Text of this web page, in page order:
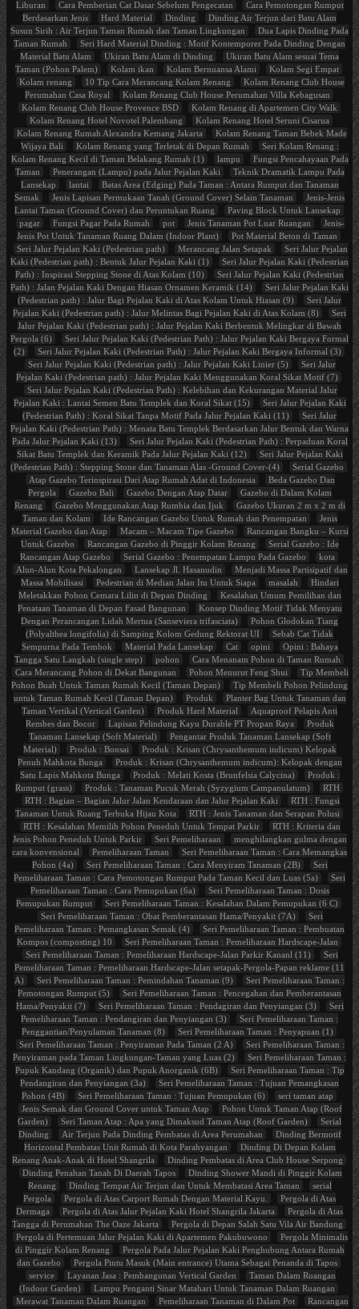
Liburan Cara Pemberian Cat Dasar Sebelum Pengecatan
Cara Pemotongan Rumput
Berdasarkan Jenis
Hard Material Dinding
Dinding Air Terjun dari Batu Alam
Susun Sirih : Air Terjun Taman Rumah dan Taman Lingkungan
Dua Lapis Dinding Pada
Taman Rumah
Seri Hard Material Dinding : Motif Kontemporer Pada Dinding Dengan
Material Batu Alam
Ukiran Batu Alam di Dinding
Ukiran Batu Alam sesuai Tema
Taman (Pohon Palem)
Kolam ikan Kolam Bernuansa Alami
Kolam Segi Empat
Kolam renang
10 Tip Cara Merancang Kolam Renang
Kolam Renang Club House
Perumahan Casa Royal
Kolam Renang Club House Perumahan Villa Kebagusan
Kolam Renang Club House Provence BSD
Kolam Renang di Apartemen City Walk
Kolam Renang Hotel Novotel Palembang
Kolam Renang Hotel Seruni Cisarua
Kolam Renang Rumah Alexandra Kemang Jakarta
Kolam Renang Taman Bebek Made
Wijaya Bali
Kolam Renang yang Terletak di Depan Rumah
Seri Kolam Renang :
Kolam Renang Kecil di Taman Belakang Rumah (1)
lampu
Fungsi Pencahayaan Pada
Taman
Penerangan (Lampu) pada Jalur Pejalan Kaki
Teknik Dramatik Lampu Pada
Lansekap
lantai
Batas Area (Edging) Pada Taman : Antara Rumput dan Tanaman
Semak
Jenis Lapisan Permukaan Tanah (Ground Cover) Selain Tanaman
Jenis-Jenis
Lantai Taman (Ground Cover) dan Peruntukan Ruang
Paving Block Untuk Lansekap
pagar
Fungsi Pagar Pada Rumah pot Jenis Tanaman Pot Luar Ruangan
Jenis-
Jenis Pot Untuk Tanaman Ruang Dalam (Indoor Plant)
Pot Material Beton di Taman
Seri Jalur Pejalan Kaki (Pedestrian path)
Merancang Jalan Setapak
Seri Jalur Pejalan
Kaki (Pedestrian path) : Bentuk Jalur Pejalan Kaki (1)
Seri Jalur Pejalan Kaki (Pedestrian
Path) : Inspirasi Stepping Stone di Atas Kolam (10)
Seri Jalur Pejalan Kaki (Pedestrian
Path) : Jalan Pejalan Kaki Dengan Hiasan Ornamen Keramik (14)
Seri Jalur Pejalan Kaki
(Pedestrian path) : Jalur Bagi Pejalan Kaki di Atas Kolam Untuk Hiasan (9)
Seri Jalur
Pejalan Kaki (Pedestrian path) : Jalur Melintas Bagi Pejalan Kaki di Atas Kolam (8)
Seri
Jalur Pejalan Kaki (Pedestrian path) : Jalur Pejalan Kaki Berbentuk Melingkar di Bawah
Pergola (6)
Seri Jalur Pejalan Kaki (Pedestrian Path) : Jalur Pejalan Kaki Bergaya Formal
(2)
Seri Jalur Pejalan Kaki (Pedestrian Path) : Jalur Pejalan Kaki Bergaya Informal (3)
Seri Jalur Pejalan Kaki (Pedestrian path) : Jalur Pejalan Kaki Linier (5)
Seri Jalur
Pejalan Kaki (Pedestrian path) : Jalur Pejalan Kaki Menggunakan Koral Sikat Motif (7)
Seri Jalur Pejalan Kaki (Pedestrian Path) : Kelebihan dan Kekurangan Material Jalur
Pejalan Kaki : Lantai Semen Batu Templek dan Koral Sikat (15)
Seri Jalur Pejalan Kaki
(Pedestrian Path) : Koral Sikat Tanpa Motif Pada Jalur Pejalan Kaki (11)
Seri Jalur
Pejalan Kaki (Pedestrian Path) : Menata Batu Templek Berdasarkan Jalur Bentuk dan Warna
Pada Jalur Pejalan Kaki (13)
Seri Jalur Pejalan Kaki (Pedestrian Path) : Perpaduan Koral
Sikat Batu Templek dan Keramik Pada Jalur Pejalan Kaki (12)
Seri Jalur Pejalan Kaki
(Pedestrian Path) : Stepping Stone dan Tanaman Alas -Ground Cover-(4)
Serial Gazebo
Atap Gazebo Terinspirasi Dari Atap Rumah Adat di Indonesia
Beda Gazebo Dan
Pergola
Gazebo Bali Gazebo Dengan Atap Datar
Gazebo di Dalam Kolam
Renang
Gazebo Menggunakan Atap Rumbia dan Ijuk
Gazebo Ukuran 2 m x 2 m di
Taman dan Kolam
Ide Rancangan Gazebo Untuk Rumah dan Penempatan
Jenis
Material Gazebo dan Atap
Macam – Macam Tipe Gazebo
Rancangan Bangku – Kursi
Untuk Gazebo
Rancangan Gazebo di Pinggir Kolam Renang
Serial Gazebo : Ide
Rancangan Atap Gazebo
Serial Gazebo : Penempatan Lampu Pada Gazebo
kota
Alun-Alun Kota Pekalongan
Lansekap Jl. Hasanudin
Menjadi Massa Partisipatif dan
Massa Mobilisasi
Pedestrian di Median Jalan Itu Untuk Siapa masalah
Hindari
Meletakkan Pohon Cemara Lilin di Depan Dinding
Kesalahan Umum Pemilihan dan
Penataan Tanaman di Depan Fasad Bangunan
Konsep Dinding Motif Tidak Menyatu
Dengan Perancangan Lidah Mertua (Sanseviera trifasciata)
Pohon Glodokan Tiang
(Polyalthea longifolia) di Samping Kolom Gedung Rektorat UI
Sebab Cat Tidak
Sempurna Pada Tembok
Material Pada Lansekap Cat opini
Opini : Bahaya
Tangga Satu Langkah (single step)
pohon
Cara Menanam Pohon di Taman Rumah
Cara Merancang Pohon di Dekat Bangunan
Pohon Menurut Feng Shui
Tip Membeli
Pohon Buah Untuk Taman Rumah Kecil (Taman Depan)
Tip Membeli Pohon Pelindung
untuk Taman Rumah Kecil (Taman Depan)
Produk
Planter Bag Untuk Tanaman dan
Taman Vertikal (Vertical Garden)
Produk Hard Material
Aquaproof Pelapis Anti
Rembes dan Bocor
Lapisan Pelindung Kayu Durable PT Propan Raya
Produk
Tanaman Lansekap (Soft Material)
Pengantar Produk Tanaman Lansekap (Soft
Material)
Produk : Bonsai
Produk : Krisan (Chrysanthemum indicum) Kelopak
Penuh Mahkota Bunga
Produk : Krisan (Chrysanthemum indicum): Kelopak dengan
Satu Lapis Mahkota Bunga
Produk : Melati Kosta (Brunfelsia Calycina)
Produk :
Rumput (grass)
Produk : Tanaman Pucuk Merah (Syzygium Campanulatum)
RTH
RTH : Bagian – Bagian Jalur Jalan Kendaraan dan Jalur Pejalan Kaki
RTH : Fungsi
Tanaman Untuk Ruang Terbuka Hijau Kota
RTH : Jenis Tanaman dan Serapan Polusi
RTH : Kesalahan Memilih Pohon Peneduh Untuk Tempat Parkir
RTH : Kriteria dan
Jenis Pohon Peneduh Untuk Parkir
Seri Pemeliharaan
menghilangkan gulma dengan
cara konvensional
Pemeliharaan Taman
Seri Pemeliharaan Taman : Cara Memangkas
Pohon (4a)
Seri Pemeliharaan Taman : Cara Menyiram Tanaman (2B)
Seri
Pemeliharaan Taman : Cara Pemotongan Rumput Pada Taman Kecil dan Luas (5a)
Seri
Pemeliharaan Taman : Cara Pemupukan (6a)
Seri Pemeliharaan Taman : Dosis
Pemupukan Rumput
Seri Pemeliharaan Taman : Kesalahan Dalam Pemupukan (6 C)
Seri Pemeliharaan Taman : Obat Pemberantasan Hama/Penyakit (7A)
Seri
Pemeliharaan Taman : Pemangkasan Semak (4)
Seri Pemeliharaan Taman : Pembuatan
Kompos (composting) 10
Seri Pemeliharaan Taman : Pemeliharaan Hardscape-Jalan
Seri Pemeliharaan Taman : Pemeliharaan Hardscape-Jalan Parkir Kananl (11)
Seri
Pemeliharaan Taman : Pemeliharaan Hardscape-Jalan setapak-Pergola-Papan reklame (11
A)
Seri Pemeliharaan Taman : Pemindahan Tanaman (9)
Seri Pemeliharaan Taman :
Pemotongan Rumput (5)
Seri Pemeliharaan Taman : Pencegahan dan Pemberantasan
Hama/Penyakit (7)
Seri Pemeliharaan Taman : Pendagiran dan Penyiangan (3)
Seri
Pemeliharaan Taman : Pendangiran dan Penyiangan (3)
Seri Pemeliharaan Taman :
Penggantian/Penyulaman Tanaman (8)
Seri Pemeliharaan Taman : Penyapuan (1)
Seri Pemeliharaan Taman : Penyiraman Pada Taman (2 A)
Seri Pemeliharaan Taman :
Penyiraman pada Taman Lingkungan-Taman yang Luas (2)
Seri Pemeliharaan Taman :
Pupuk Kandang (Organik) dan Pupuk Anorganik (6B)
Seri Pemeliharaan Taman : Tip
Pendangiran dan Penyiangan (3a)
Seri Pemeliharaan Taman : Tujuan Pemangkasan
Pohon (4B)
Seri Pemeliharaan Taman : Tujuan Pemupukan (6)
seri taman atap
Jenis Semak dan Ground Cover untuk Taman Atap
Pohon Untuk Taman Atap (Roof
Garden)
Seri Taman Atap : Apa yang Dimaksud Taman Atap (Roof Garden)
Serial
Dinding
Air Terjun Pada Dinding Pembatas di Area Perumahan
Dinding Bermotif
Horizontal Pembatas Unit Rumah di Kota Parahyangan
Dinding Di Depan Kolam
Renang Anak-Anak di Hotel Shangrila
Dinding Pembatas di Area Club House Serpong
Dinding Penahan Tanah Di Daerah Tapos
Dinding Shower Mandi di Pinggir Kolam
Renang
Dinding Tempat Air Terjun dan Untuk Membatasi Area Taman
serial
Pergola
Pergola di Atas Carport Rumah Dengan Material Kayu.
Pergola di Atas
Dermaga
Pergola di Atas Jalur Pejalan Kaki Hotel Shangrila Jakarta
Pergola di Atas
Tangga di Perumahan The Oaze Jakarta
Pergola di Depan Salah Satu Vila Air Bandung
Pergola di Pertemuan Jalur Pejalan Kaki di Apartemen Pakubuwono
Pergola Minimalis
di Pinggir Kolam Renang
Pergola Pada Jalur Pejalan Kaki Penghubung Antara Rumah
dan Gazebo
Pergola Pintu Masuk (Main entrance) Utama Sebagai Penanda di Tapos
service
Layanan Jasa : Pembangunan Vertical Garden
Taman Dalam Ruangan
(Indoor Garden)
Lampu Penganti Sinar Matahari Untuk Tanaman Dalam Ruangan
Merawat Tanaman Dalam Ruangan
Pemeliharaan Tanaman di Dalam Pot
Rancangan